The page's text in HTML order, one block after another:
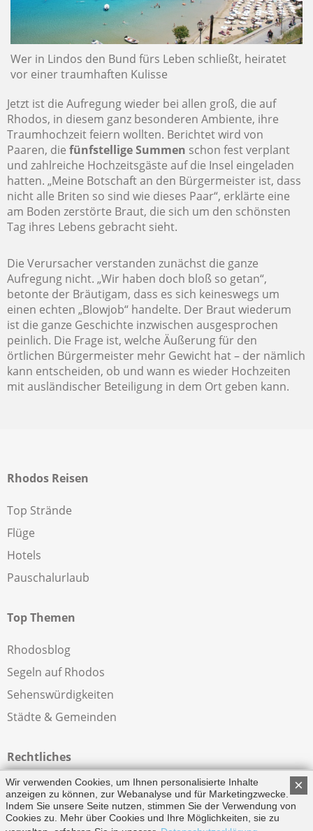
Wer in Lindos den Bund fürs Leben schließt, heiratet
vor einer traumhaften Kulisse
Jetzt ist die Aufregung wieder bei allen groß, die auf
Rhodos, in diesem ganz besonderen Ambiente, ihre
Traumhochzeit feiern wollten. Berichtet wird von
Paaren, die fünfstellige Summen schon fest verplant
und zahlreiche Hochzeitsgäste auf die Insel eingeladen
hatten. „Meine Botschaft an den Bürgermeister ist, dass
nicht alle Briten so sind wie dieses Paar“, erklärte eine
am Boden zerstörte Braut, die sich um den schönsten
Tag ihres Lebens gebracht sieht.
Die Verursacher verstanden zunächst die ganze
Aufregung nicht. „Wir haben doch bloß so getan“,
betonte der Bräutigam, dass es sich keineswegs um
einen echten „Blowjob“ handelte. Der Braut wiederum
ist die ganze Geschichte inzwischen ausgesprochen
peinlich. Die Frage ist, welche Äußerung für den
örtlichen Bürgermeister mehr Gewicht hat – der nämlich
kann entscheiden, ob und wann es wieder Hochzeiten
mit ausländischer Beteiligung in dem Ort geben kann.
Rhodos Reisen
Top Strände
Flüge
Hotels
Pauschalurlaub
Top Themen
Rhodosblog
Segeln auf Rhodos
Sehenswürdigkeiten
Städte & Gemeinden
Rechtliches
Impressum
Datenschutzerklärung
×
Wir verwenden Cookies, um Ihnen personalisierte Inhalte
anzeigen zu können, zur Webanalyse und für Marketingzwecke.
Indem Sie unsere Seite nutzen, stimmen Sie der Verwendung von
Cookies zu. Mehr über Cookies und Ihre Möglichkeiten, sie zu